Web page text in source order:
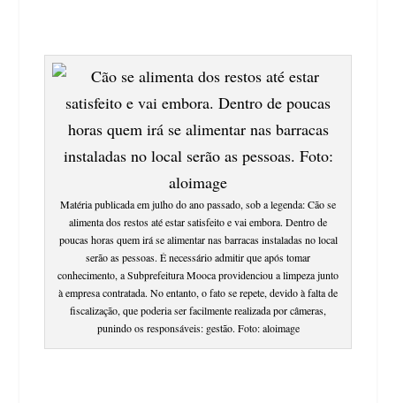
Matéria publicada em julho do ano passado, sob a legenda: Cão se
alimenta dos restos até estar satisfeito e vai embora. Dentro de
poucas horas quem irá se alimentar nas barracas instaladas no local
serão as pessoas. É necessário admitir que após tomar
conhecimento, a Subprefeitura Mooca providenciou a limpeza junto
à empresa contratada. No entanto, o fato se repete, devido à falta de
fiscalização, que poderia ser facilmente realizada por câmeras,
punindo os responsáveis: gestão. Foto: aloimage